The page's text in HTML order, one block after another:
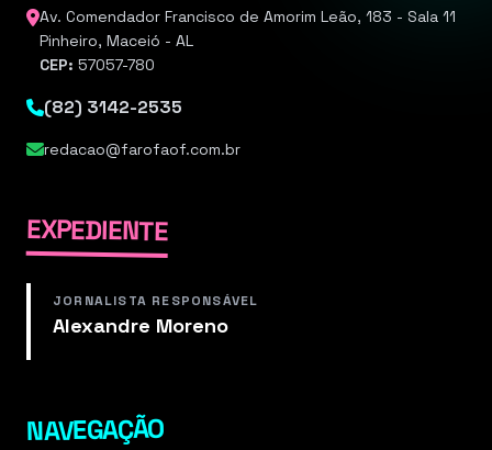
Av. Comendador Francisco de Amorim Leão, 183 - Sala 11
Pinheiro, Maceió - AL
CEP: 57057-780
(82) 3142-2535
redacao@farofaof.com.br
EXPEDIENTE
JORNALISTA RESPONSÁVEL
Alexandre Moreno
NAVEGAÇÃO